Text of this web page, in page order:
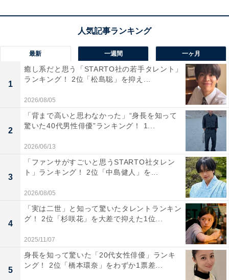
さらに、六本木や新宿といったオフィス街・繁華街にも
出やすい都心のど真ん中な立地も大きな魅力。隣の月島
駅からは東京メトロ有楽町線も利用でき、交通利便性も
非常に高いことから住みやすさもしっかりと確保された
場所にあります。
この記事の筆者：斉藤 雄二 プロフィール
新潟出身、静岡在住の元プロドラマー。ライター執筆歴
は約8年。趣味は読書とフィットネスとfiat500でドライ
ブに出かけること。最近はeSportsの試合観戦が楽しみで
す。メインMCを担当するPodcast番組「だいたい二畳半
｜ホントは面白い住まいの話」をSpotifyやApplePodcast
で配信中！
次ページ
10位までの全ランキング結果を見
る
最新 一週間 一ヶ月
1
癒し系だと思う「STARTO社の若手タレント」
ランキング！ 2位「松島聡」を抑え...
2026/08/05
2
「背まで高いと思わなかった」“身長を知って
驚いた40代男性俳優”ランキング！ 1...
2026/06/13
3
「ファンサがすごいと思うSTARTO社タレン
ト」ランキング！ 2位「中島健人」を...
2026/08/05
4
「実は二世」と知って驚いたタレントランキン
グ！ 2位「杉咲花」を大差で抑えた1位...
2025/11/07
5
身長を知って驚いた「20代女性俳優」ランキ
ング！ 2位「橋本環奈」をわずか1票差...